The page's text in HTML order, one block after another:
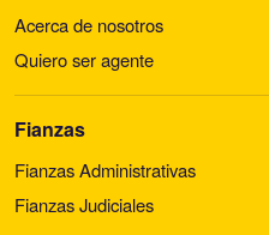
Acerca de nosotros
Quiero ser agente
Fianzas
Fianzas Administrativas
Fianzas Judiciales